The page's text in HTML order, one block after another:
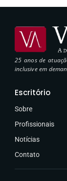
25 anos de
inclusive em
Escritório
Sobre
Profissionais
Notícias
Contato